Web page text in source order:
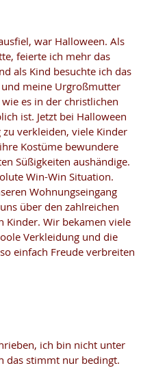
war Halloween. Als
feierte ich mehr das
als Kind besuchte ich das
meine Urgroßmutter
es in der christlichen
ist. Jetzt bei Halloween
verkleiden, viele Kinder
Kostüme bewundere
Süßigkeiten aushändige.
Win-Win Situation.
Wohnungseingang
über den zahlreichen
Kinder. Wir bekamen viele
Verkleidung und die
einfach Freude verbreiten
ich bin nicht unter
das stimmt nur bedingt.